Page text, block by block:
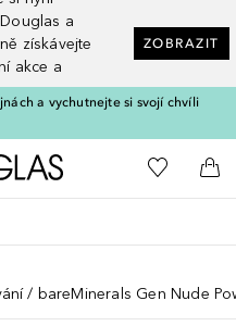
a
získávejte
akce a
ZOBRAZIT
a vychutnejte si svojí chvíli
Domů K mému
Do
bareMinerals Gen Nude